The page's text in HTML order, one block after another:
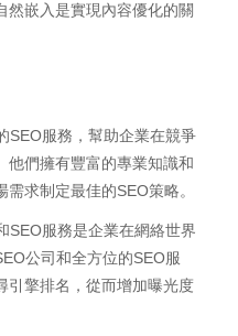
然嵌入是實現內容優化的關
SEO服務，幫助企業在競爭
他們擁有豐富的專業知識和
求制定最佳的SEO策略。
SEO服務是企業在網絡世界
公司和全方位的SEO服
引擎排名，從而增加曝光度